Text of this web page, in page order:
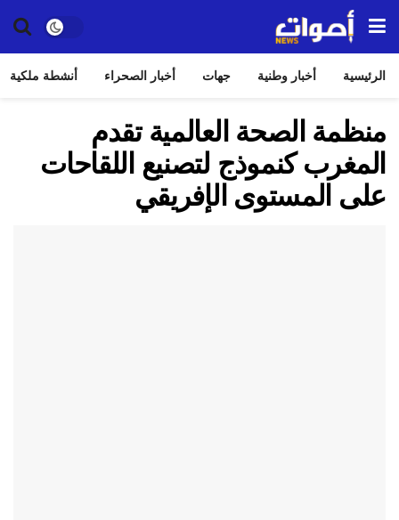
الرئيسية أخبار وطنية جهات أخبار الصحراء أنشطة ملكية
منظمة الصحة العالمية تقدم
المغرب كنموذج لتصنيع اللقاحات
على المستوى الإفريقي